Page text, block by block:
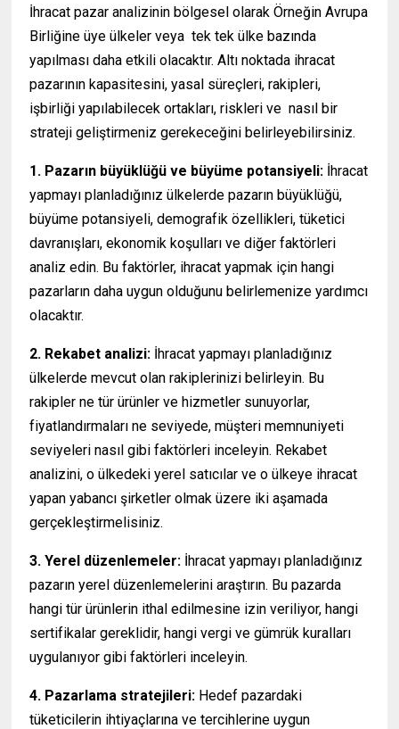
İhracat pazar analizinin bölgesel olarak Örneğin Avrupa
Birliğine üye ülkeler veya tek tek ülke bazında
yapılması daha etkili olacaktır. Altı noktada ihracat
pazarının kapasitesini, yasal süreçleri, rakipleri,
işbirliği yapılabilecek ortakları, riskleri ve nasıl bir
strateji geliştirmeniz gerekeceğini belirleyebilirsiniz.
1. Pazarın büyüklüğü ve büyüme potansiyeli: İhracat
yapmayı planladığınız ülkelerde pazarın büyüklüğü,
büyüme potansiyeli, demografik özellikleri, tüketici
davranışları, ekonomik koşulları ve diğer faktörleri
analiz edin. Bu faktörler, ihracat yapmak için hangi
pazarların daha uygun olduğunu belirlemenize yardımcı
olacaktır.
2. Rekabet analizi: İhracat yapmayı planladığınız
ülkelerde mevcut olan rakiplerinizi belirleyin. Bu
rakipler ne tür ürünler ve hizmetler sunuyorlar,
fiyatlandırmaları ne seviyede, müşteri memnuniyeti
seviyeleri nasıl gibi faktörleri inceleyin. Rekabet
analizini, o ülkedeki yerel satıcılar ve o ülkeye ihracat
yapan yabancı şirketler olmak üzere iki aşamada
gerçekleştirmelisiniz.
3. Yerel düzenlemeler: İhracat yapmayı planladığınız
pazarın yerel düzenlemelerini araştırın. Bu pazarda
hangi tür ürünlerin ithal edilmesine izin veriliyor, hangi
sertifikalar gereklidir, hangi vergi ve gümrük kuralları
uygulanıyor gibi faktörleri inceleyin.
4. Pazarlama stratejileri: Hedef pazardaki
tüketicilerin ihtiyaçlarına ve tercihlerine uygun